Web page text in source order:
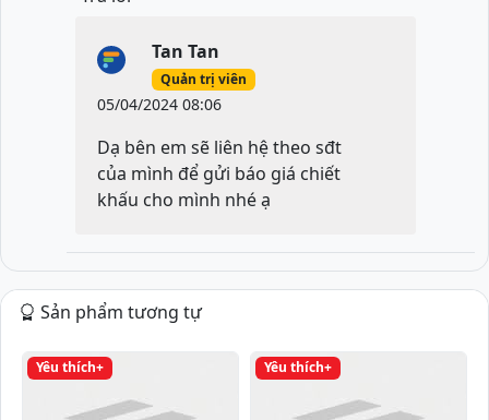
Tan Tan
Quản trị viên
05/04/2024 08:06
Dạ bên em sẽ liên hệ theo sđt
của mình để gửi báo giá chiết
khấu cho mình nhé ạ
Sản phẩm tương tự
Yêu thích+ Yêu thích+